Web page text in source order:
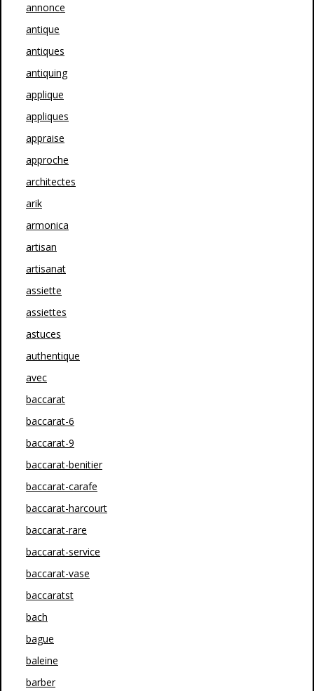
annonce
antique
antiques
antiquing
applique
appliques
appraise
approche
architectes
arik
armonica
artisan
artisanat
assiette
assiettes
astuces
authentique
avec
baccarat
baccarat-6
baccarat-9
baccarat-benitier
baccarat-carafe
baccarat-harcourt
baccarat-rare
baccarat-service
baccarat-vase
baccaratst
bach
bague
baleine
barber